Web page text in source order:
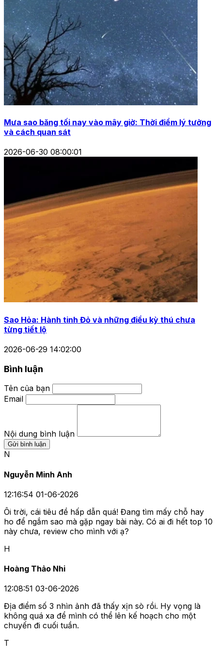
Mưa sao băng tối nay vào mây giờ: Thời điểm lý tưởng
và cách quan sát
2026-06-30 08:00:01
Sao Hỏa: Hành tinh Đỏ và những điều kỳ thú chưa
từng tiết lộ
2026-06-29 14:02:00
Bình luận
Tên của bạn
Email
Nội dung bình luận
Gửi bình luận
N
Nguyễn Minh Anh
12:16:54 01-06-2026
Ôi trời, cái tiêu đề hấp dẫn quá! Đang tìm mấy chỗ hay
ho để ngắm sao mà gặp ngay bài này. Có ai đi hết top 10
này chưa, review cho mình với ạ?
H
Hoàng Thảo Nhi
12:08:51 03-06-2026
Địa điểm số 3 nhìn ảnh đã thấy xịn sò rồi. Hy vọng là
không quá xa để mình có thể lên kế hoạch cho một
chuyến đi cuối tuần.
T